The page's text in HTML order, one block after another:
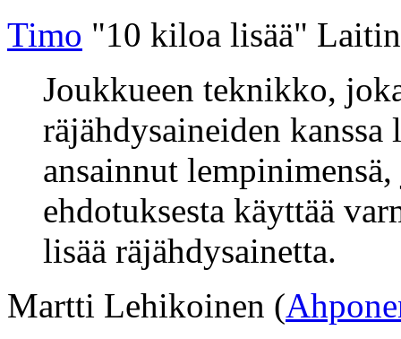
Timo "10 kiloa lisää"
Joukkueen teknikko,
räjähdysaineiden
ansainnut
ehdotuksesta käyttää
lisää räjähdysainetta.
Martti Lehikoinen (